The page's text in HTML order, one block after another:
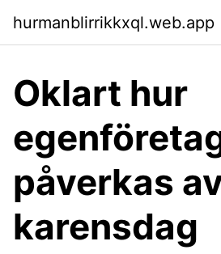
hurmanblirrikkxql.web.app
Oklart hur
påverkas
karensdag